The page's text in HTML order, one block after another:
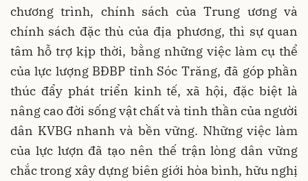
chương trình, chính sách của Trung ương và
chính sách đặc thù của địa phương, thì sự quan
tâm hỗ trợ kịp thời, bằng những việc làm cụ thể
của lực lượng BĐBP tỉnh Sóc Trăng, đã góp phần
thúc đẩy phát triển kinh tế, xã hội, đặc biệt là
nâng cao đời sống vật chất và tinh thần của người
dân KVBG nhanh và bền vững. Những việc làm
của lực lượn đã tạo nên thế trận lòng dân vững
chắc trong xây dựng biên giới hòa bình, hữu nghị